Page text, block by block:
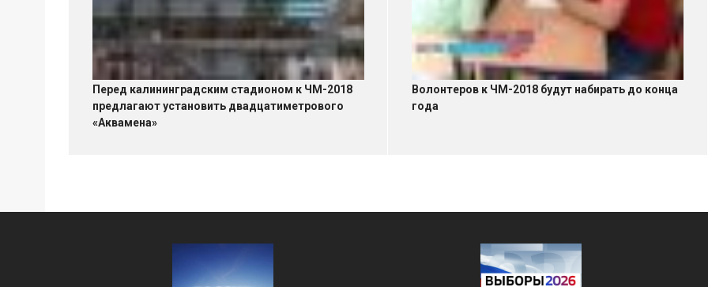
Перед калининградским стадионом к ЧМ-2018
предлагают установить двадцатиметрового
«Аквамена»
Волонтеров к ЧМ-2018 будут набирать до конца
года